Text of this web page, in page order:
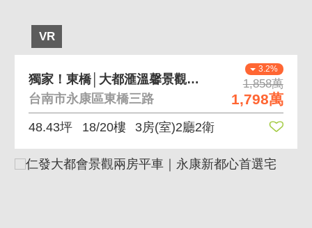
VR
3.2%
1,858萬
1,798萬
獨家！東橋│大都滙溫馨景觀三房平車
台南市永康區東橋三路
48.43坪 18/20樓 3房(室)2廳2衛